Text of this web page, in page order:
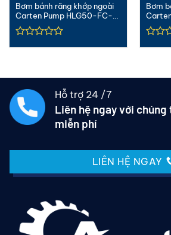
Bơm bánh răng khớp ngoài
Carten Pump HLG50-FC-
MC | Gang 2″ – Mechanical
Seal
Bơm
PK |
Hỗ trợ 24 /7
Liên hệ ngay với
miễn phí
LIÊN HỆ NGAY